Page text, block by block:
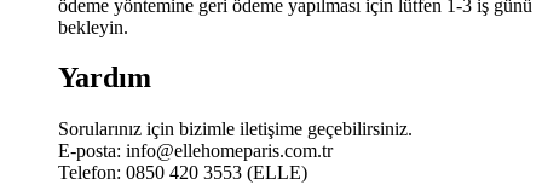
ödeme yöntemine geri ödeme yapılması için lütfen 1-3 iş günü
bekleyin.
Yardım
Sorularınız için bizimle iletişime geçebilirsiniz.
E-posta: info@ellehomeparis.com.tr
Telefon: 0850 420 3553 (ELLE)